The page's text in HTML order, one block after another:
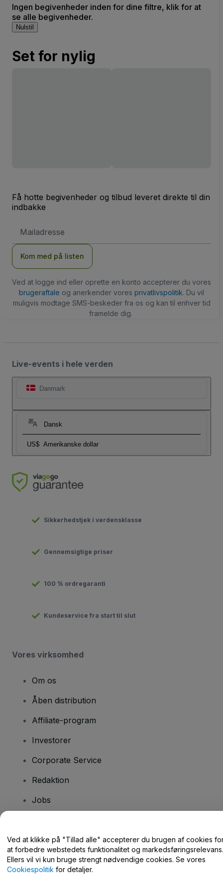
Ingen begivenheder inden for dine filtre, klik for at
se alle begivenheder.
Nulstil
Set for nylig
Få hotte begivenheder og tilbud leveret direkte til din
indbakke
adresse
Kom med på listen
Ved at logge ind eller oprette en konto accepterer du vores
brugeraftale og anerkender vores privatlivspolitik. Du vil
muligvis modtage SMS-beskeder fra os og kan til enhver tid
framelde dig.
Live-events i hele verden
Danmark
Dansk
US$ Amerikanske dollar
Sikkerhedstjek i verdensklasse
Gennemsigtige priser
100 % ordregaranti
Kundeservice fra start til slut
Vores virksomhed
Om os
Åben distribution
Affiliate-program
Investorer
Corporate Service
Redaktion
Jobs
Har du spørgsmål?
Hjælpecenter / Kontakt os
Ved at klikke på "Tillad alle" accepterer du brugen af cookies
at forbedre webstedets funktionalitet og markedsføringsrelevans.
Ellers vil vi kun bruge strengt nødvendige cookies. Se vores
Cookiespolitik for detaljer.